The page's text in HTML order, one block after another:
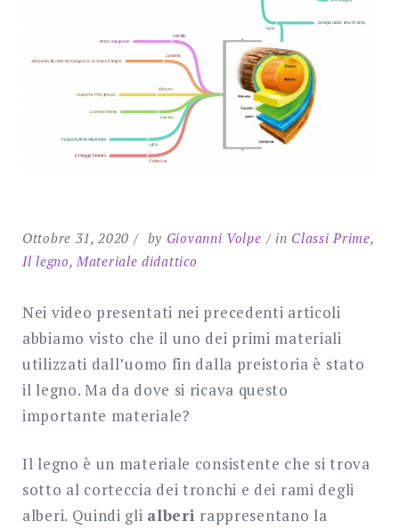
SEARCH
Ottobre 31, 2020 by Giovanni Volpe in Classi Prime,
Il legno, Materiale didattico
Nei video presentati nei precedenti articoli
abbiamo visto che il uno dei primi materiali
utilizzati dall’uomo fin dalla preistoria è stato
il legno. Ma da dove si ricava questo
importante materiale?
Il legno è un materiale consistente che si trova
sotto al corteccia dei tronchi e dei rami degli
alberi. Quindi gli alberi rappresentano la